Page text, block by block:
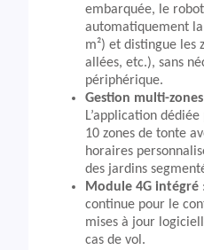
embarquée, le
automatiquement la
m²) et distingue les
allées, etc.), sans
périphérique.
Gestion multi-
L’application
10 zones de tonte
horaires
des jardins
Module 4G intégré
continue pour le
mises à jour
cas de vol.